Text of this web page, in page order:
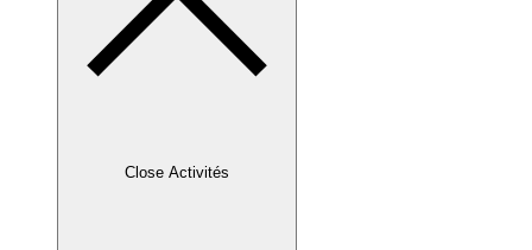
Close Activités